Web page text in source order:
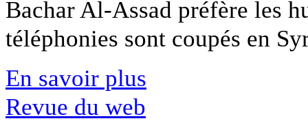
Bachar Al-Assad préfère les
téléphonies sont coupés en
En savoir plus
Revue du web